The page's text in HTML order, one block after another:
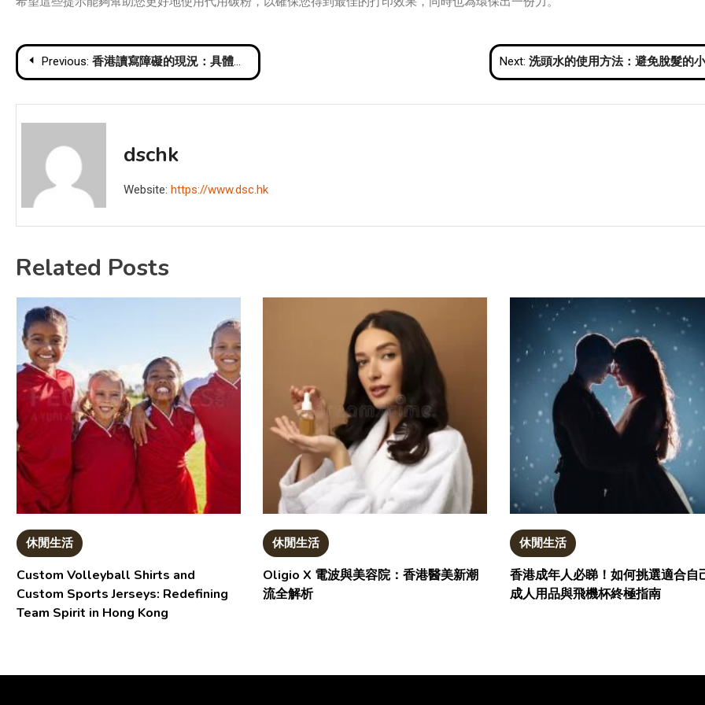
Post
navigation
Previous: 香港讀寫障礙的現況：具體數字和趨勢 Next: 洗頭水的使用方法：避免脫髮的小貼士
dschk
Website: https://www.dsc.hk
Related Posts
休閒生活
Custom Volleyball Shirts and
Custom Sports Jerseys: Redefining
Team Spirit in Hong Kong
休閒生活
Oligio X 電波與美容院：香港醫美新潮
流全解析
休閒生活
香港成年人必睇！如何挑選適合自
成人用品與飛機杯終極指南